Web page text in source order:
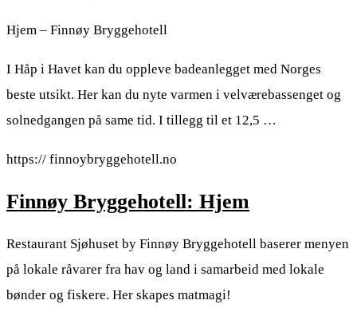
Hjem – Finnøy Bryggehotell
I Håp i Havet kan du oppleve badeanlegget med Norges
beste utsikt. Her kan du nyte varmen i velværebassenget og
solnedgangen på same tid. I tillegg til et 12,5 …
https:// finnoybryggehotell.no
Finnøy Bryggehotell: Hjem
Restaurant Sjøhuset by Finnøy Bryggehotell baserer menyen
på lokale råvarer fra hav og land i samarbeid med lokale
bønder og fiskere. Her skapes matmagi!